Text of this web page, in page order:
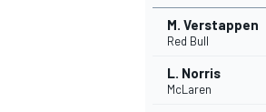
M. Verstappen
Red Bull
L. Norris
McLaren